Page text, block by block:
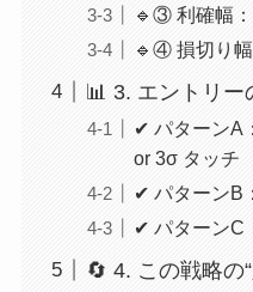
🔹③ 利確幅
🔹④ 損切り
📊 3. エントリー
✔ パターンA
or 3σ タッチ
✔ パターンB
✔ パターンC
🔄 4. この戦略の